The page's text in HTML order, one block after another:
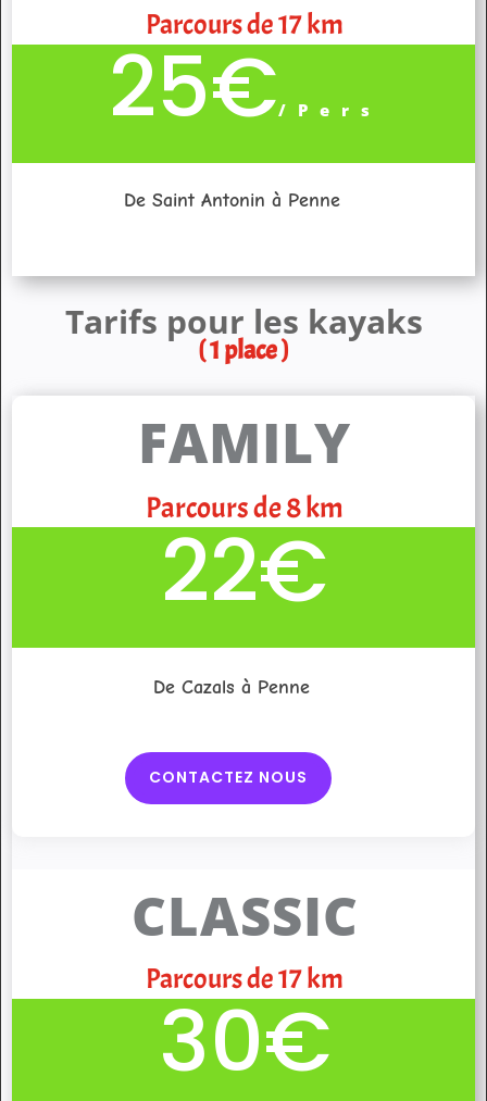
Parcours de 17 km
25€/ Pers
De Saint Antonin à Penne
Tarifs pour les kayaks
( 1 place )
FAMILY
Parcours de 8 km
22€
De Cazals à Penne
CONTACTEZ NOUS
CLASSIC
Parcours de 17 km
30€